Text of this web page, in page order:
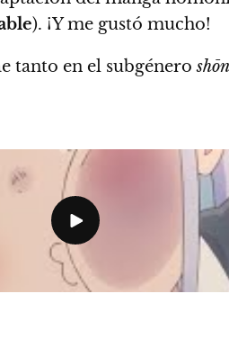
). ¡Y me gustó mucho!
tanto en el subgénero